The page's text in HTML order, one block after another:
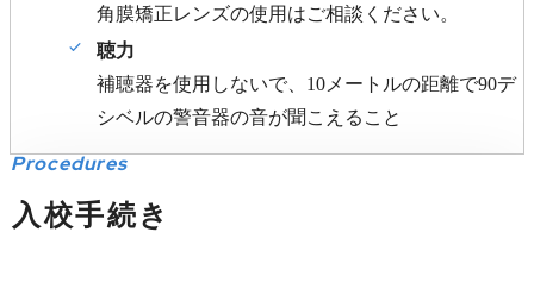
角膜矯正レンズの使用はご相談ください。
聴力
補聴器を使用しないで、10メートルの距離で90デ
シベルの警音器の音が聞こえること
Procedures
入校手続き